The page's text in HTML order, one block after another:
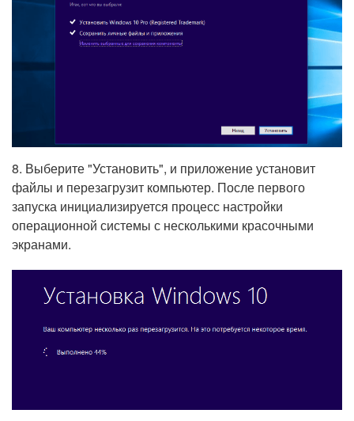
8. Выберите "Установить", и приложение установит
файлы и перезагрузит компьютер. После первого
запуска инициализируется процесс настройки
операционной системы с несколькими красочными
экранами.